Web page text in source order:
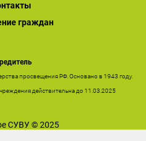
граждан
просвещения РФ. Основано в 1943 году.
действительна до 11.03.2025
СУВУ © 2025